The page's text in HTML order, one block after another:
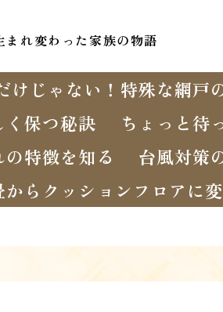
れ変わった家族の物語
けじゃない！特殊な網戸
保つ秘訣
ちょっと待
特徴を知る
台風対策
らクッションフロアに